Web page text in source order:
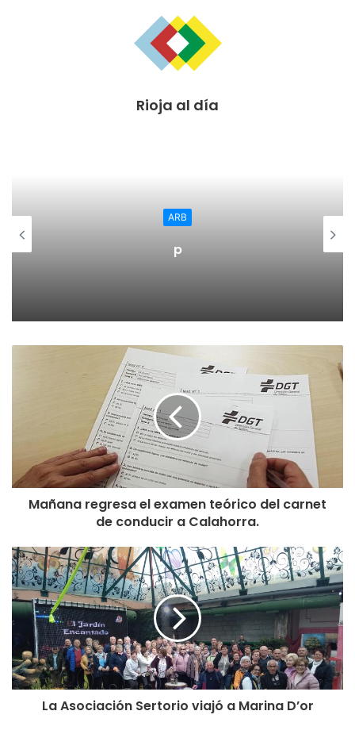
Rioja al día
ARB
p
Mañana regresa el examen teórico del carnet
de conducir a Calahorra.
La Asociación Sertorio viajó a Marina D’or